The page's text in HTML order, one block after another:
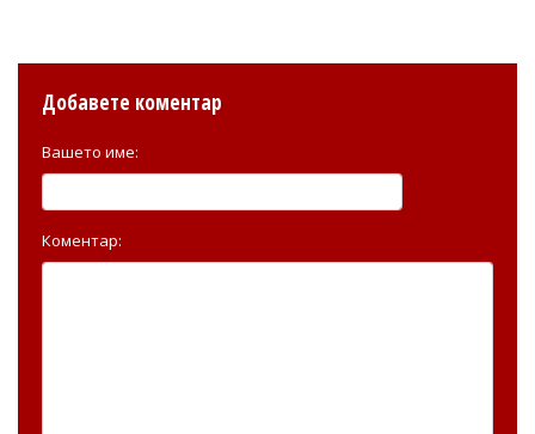
Добавете коментар
Вашето име:
Коментар: